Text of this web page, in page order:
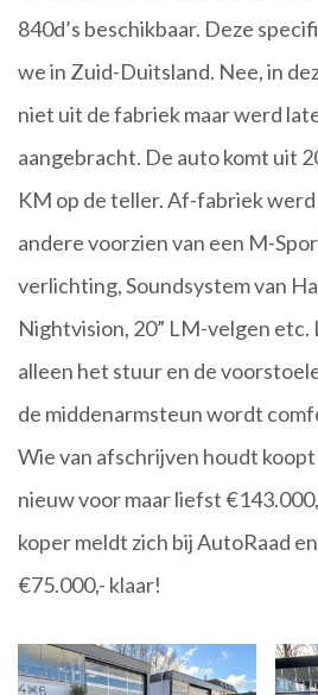
840d’s beschikbaar. Deze
we in Zuid-Duitsland. Nee, in
niet uit de fabriek maar werd
aangebracht. De auto komt uit
KM op de teller. Af-fabriek
andere voorzien van een M-
verlichting, Soundsystem van
Nightvision, 20” LM-velgen etc.
alleen het stuur en de
de middenarmsteun wordt
Wie van afschrijven houdt
nieuw voor maar liefst
koper meldt zich bij AutoRaad
€75.000,- klaar!